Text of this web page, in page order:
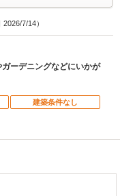
7/14）
ーデニングなどにいかが
建築条件なし